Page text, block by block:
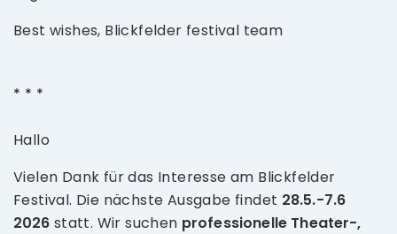
Best wishes, Blickfelder festival team
* * *
Hallo
Vielen Dank für das Interesse am Blickfelder
Festival. Die nächste Ausgabe findet 28.5.-7.6
2026 statt. Wir suchen professionelle Theater-,